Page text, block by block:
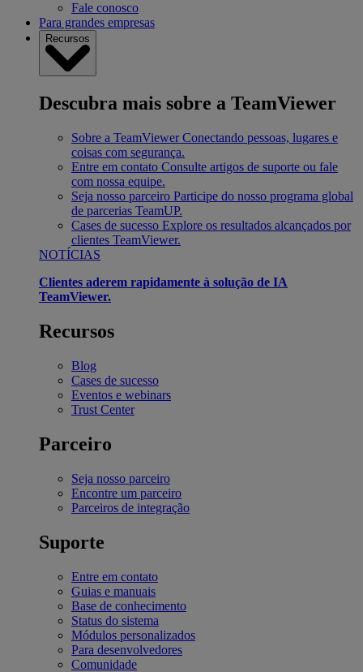
Fale conosco
Para grandes empresas
Recursos
Descubra mais sobre a TeamViewer
Sobre a TeamViewer Conectando pessoas, lugares e
coisas com segurança.
Entre em contato Consulte artigos de suporte ou fale
com nossa equipe.
Seja nosso parceiro Participe do nosso programa global
de parcerias TeamUP.
Cases de sucesso Explore os resultados alcançados por
clientes TeamViewer.
NOTÍCIAS
Clientes aderem rapidamente à solução de IA
TeamViewer.
Recursos
Blog
Cases de sucesso
Eventos e webinars
Trust Center
Parceiro
Seja nosso parceiro
Encontre um parceiro
Parceiros de integração
Suporte
Entre em contato
Guias e manuais
Base de conhecimento
Status do sistema
Módulos personalizados
Para desenvolvedores
Comunidade